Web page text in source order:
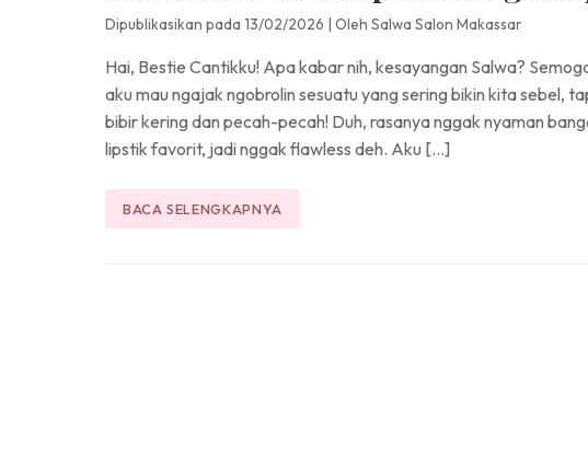
Dipublikasikan pada 13/02/2026 | Oleh Salwa Salon Makassar
Hai, Bestie Cantikku! Apa kabar nih, kesayangan Salwa?
aku mau ngajak ngobrolin sesuatu yang sering bikin kita sebel,
bibir kering dan pecah-pecah! Duh, rasanya nggak nyaman
lipstik favorit, jadi nggak flawless deh. Aku […]
BACA SELENGKAPNYA